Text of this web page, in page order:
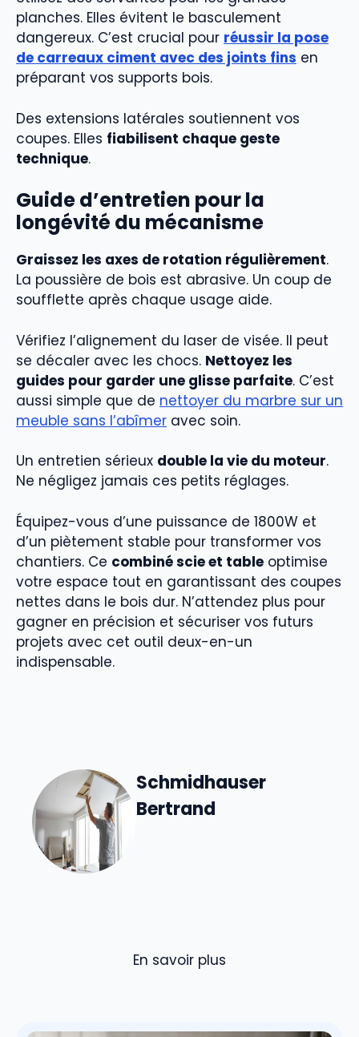
planches. Elles évitent le basculement
dangereux. C’est crucial pour réussir la pose
de carreaux ciment avec des joints fins en
préparant vos supports bois.
Des extensions latérales soutiennent vos
coupes. Elles fiabilisent chaque geste
technique.
Guide d’entretien pour la
longévité du mécanisme
Graissez les axes de rotation régulièrement.
La poussière de bois est abrasive. Un coup de
soufflette après chaque usage aide.
Vérifiez l’alignement du laser de visée. Il peut
se décaler avec les chocs. Nettoyez les
guides pour garder une glisse parfaite. C’est
aussi simple que de nettoyer du marbre sur un
meuble sans l’abîmer avec soin.
Un entretien sérieux double la vie du moteur.
Ne négligez jamais ces petits réglages.
Équipez-vous d’une puissance de 1800W et
d’un piètement stable pour transformer vos
chantiers. Ce combiné scie et table optimise
votre espace tout en garantissant des coupes
nettes dans le bois dur. N’attendez plus pour
gagner en précision et sécuriser vos futurs
projets avec cet outil deux-en-un
indispensable.
Schmidhauser
Bertrand
En savoir plus